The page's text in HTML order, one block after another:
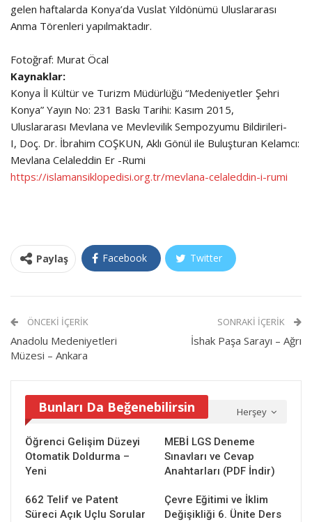
gelen haftalarda Konya’da Vuslat Yıldönümü Uluslararası
Anma Törenleri yapılmaktadır.
Fotoğraf: Murat Öcal
Kaynaklar:
Konya İl Kültür ve Turizm Müdürlüğü “Medeniyetler Şehri
Konya” Yayın No: 231 Baskı Tarihi: Kasım 2015,
Uluslararası Mevlana ve Mevlevilik Sempozyumu Bildirileri-
I, Doç. Dr. İbrahim COŞKUN, Aklı Gönül ile Buluşturan Kelamcı:
Mevlana Celaleddin Er -Rumi
https://islamansiklopedisi.org.tr/mevlana-celaleddin-i-rumi
Paylaş Facebook Twitter
ÖNCEKI İÇERIK
Anadolu Medeniyetleri
Müzesi – Ankara
SONRAKI İÇERIK
İshak Paşa Sarayı – Ağrı
Herşey
Bunları Da Beğenebilirsin
Öğrenci Gelişim Düzeyi
Otomatik Doldurma –
Yeni
MEBİ LGS Deneme
Sınavları ve Cevap
Anahtarları (PDF İndir)
662 Telif ve Patent
Süreci Açık Uçlu Sorular
Çevre Eğitimi ve İklim
Değişikliği 6. Ünite Ders